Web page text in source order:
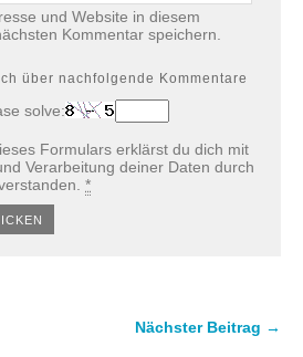
und Website in diesem
Kommentar speichern.
über nachfolgende Kommentare
solve:
Formulars erklärst du dich mit
Verarbeitung deiner Daten durch
*
Nächster Beitrag →